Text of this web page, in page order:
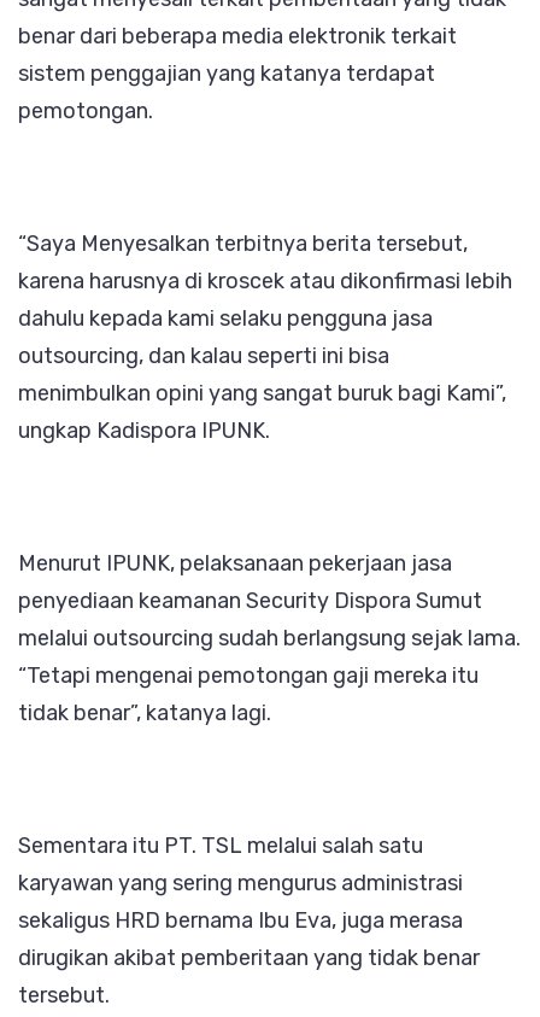
benar dari beberapa media elektronik terkait
sistem penggajian yang katanya terdapat
pemotongan.
“Saya Menyesalkan terbitnya berita tersebut,
karena harusnya di kroscek atau dikonfirmasi lebih
dahulu kepada kami selaku pengguna jasa
outsourcing, dan kalau seperti ini bisa
menimbulkan opini yang sangat buruk bagi Kami”,
ungkap Kadispora IPUNK.
Menurut IPUNK, pelaksanaan pekerjaan jasa
penyediaan keamanan Security Dispora Sumut
melalui outsourcing sudah berlangsung sejak lama.
“Tetapi mengenai pemotongan gaji mereka itu
tidak benar”, katanya lagi.
Sementara itu PT. TSL melalui salah satu
karyawan yang sering mengurus administrasi
sekaligus HRD bernama Ibu Eva, juga merasa
dirugikan akibat pemberitaan yang tidak benar
tersebut.